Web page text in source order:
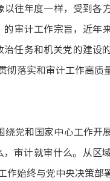
往年度一样，受到各
审计工作宗旨，近年
任务和机关党的建设
落实和审计工作高质
党和国家中心工作开
审计就审什么。从区
始终与党中央决策部